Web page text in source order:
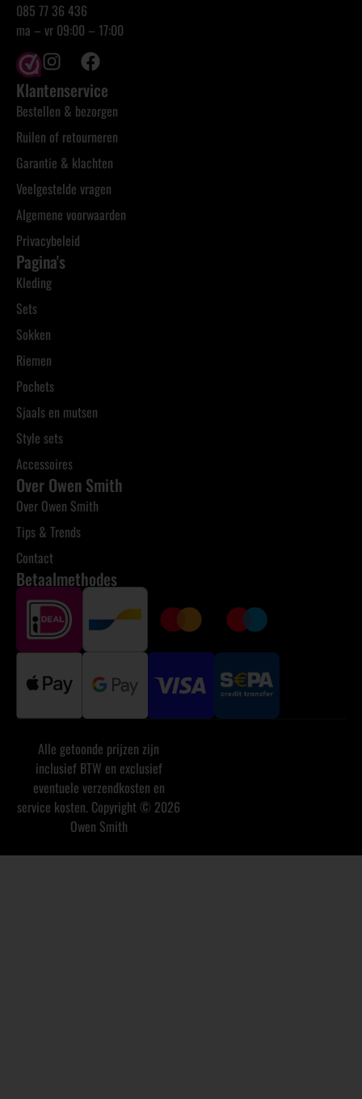
085 77 36 436
ma – vr 09:00 – 17:00
Klantenservice
Bestellen & bezorgen
Ruilen of retourneren
Garantie & klachten
Veelgestelde vragen
Algemene voorwaarden
Privacybeleid
Pagina's
Kleding
Sets
Sokken
Riemen
Pochets
Sjaals en mutsen
Style sets
Accessoires
Over Owen Smith
Over Owen Smith
Tips & Trends
Contact
Betaalmethodes
Alle getoonde prijzen zijn
inclusief BTW en exclusief
eventuele verzendkosten en
service kosten. Copyright © 2026
Owen Smith